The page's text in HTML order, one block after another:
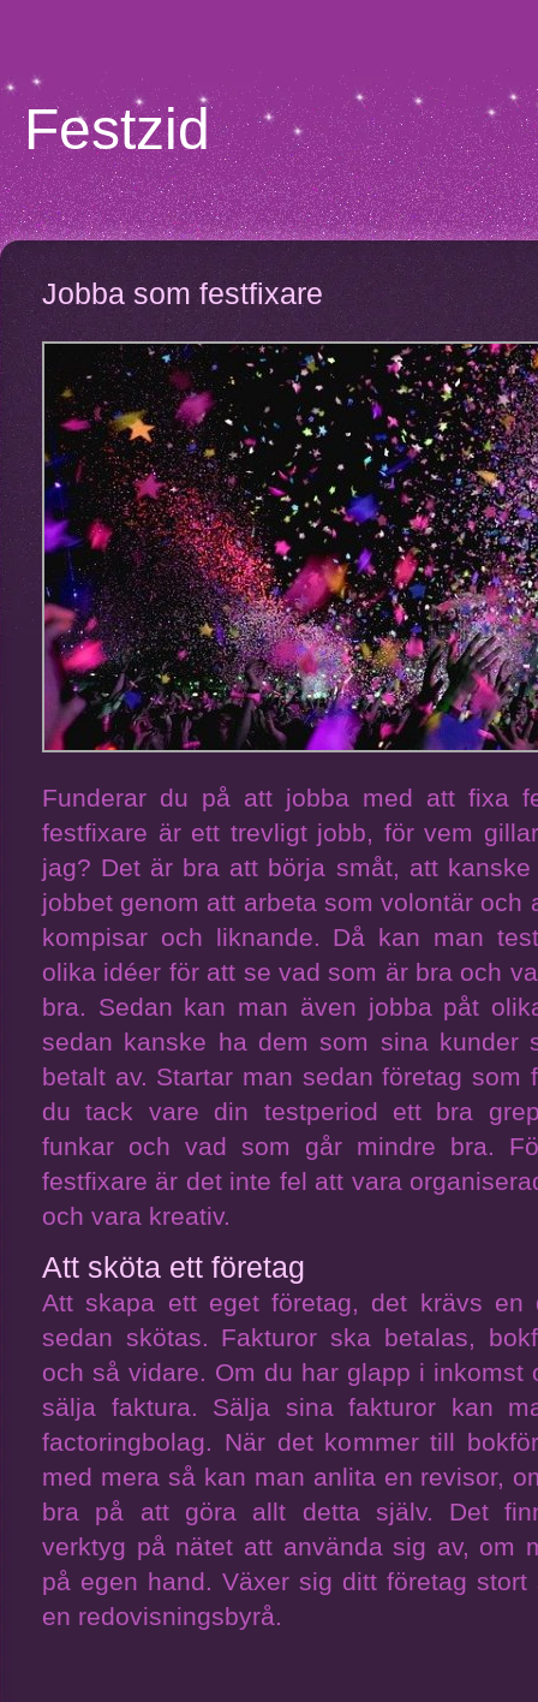
Festzid
Jobba som festfixare
Funderar du på att jobba med att fixa
festfixare är ett trevligt jobb, för vem
jag? Det är bra att börja småt, att
jobbet genom att arbeta som volontär och
kompisar och liknande. Då kan man
olika idéer för att se vad som är bra och
bra. Sedan kan man även jobba påt
sedan kanske ha dem som sina kunder
betalt av. Startar man sedan företag som
du tack vare din testperiod ett bra
funkar och vad som går mindre bra.
festfixare är det inte fel att vara
och vara kreativ.
Att sköta ett företag
Att skapa ett eget företag, det krävs en
sedan skötas. Fakturor ska betalas,
och så vidare. Om du har glapp i inkomst
sälja faktura. Sälja sina fakturor kan
factoringbolag. När det kommer till
med mera så kan man anlita en revisor,
bra på att göra allt detta själv. Det
verktyg på nätet att använda sig av, om
på egen hand. Växer sig ditt företag
en redovisningsbyrå.